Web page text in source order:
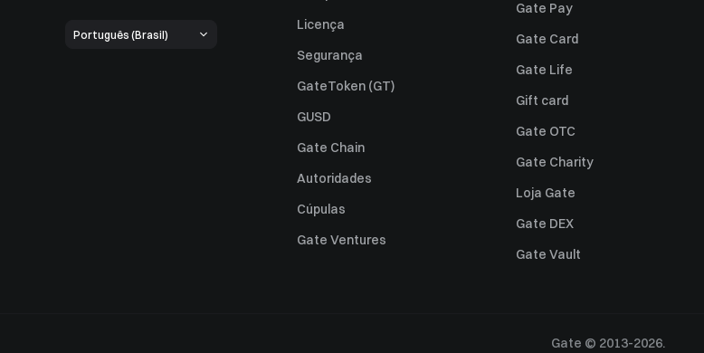
Português (Brasil)
Licença
Segurança
GateToken (GT)
GUSD
Gate Chain
Autoridades
Cúpulas
Gate Ventures
Gate Pay
Gate Card
Gate Life
Gift card
Gate OTC
Gate Charity
Loja Gate
Gate DEX
Gate Vault
Gate © 2013-2026.